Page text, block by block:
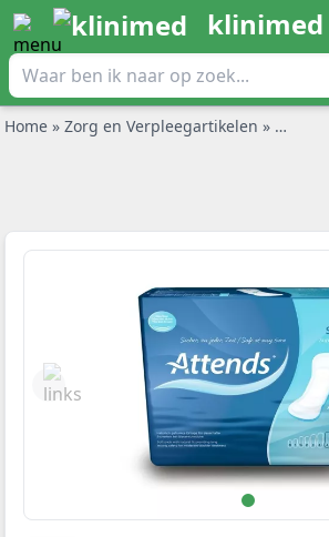
klinimed
Home » Zorg en Verpleegartikelen »